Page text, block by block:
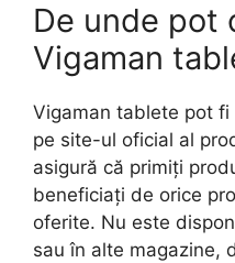
De unde pot
Vigaman
Vigaman tablete pot
pe site-ul oficial al
asigură că primiți
beneficiați de orice
oferite. Nu este
sau în alte magazine,